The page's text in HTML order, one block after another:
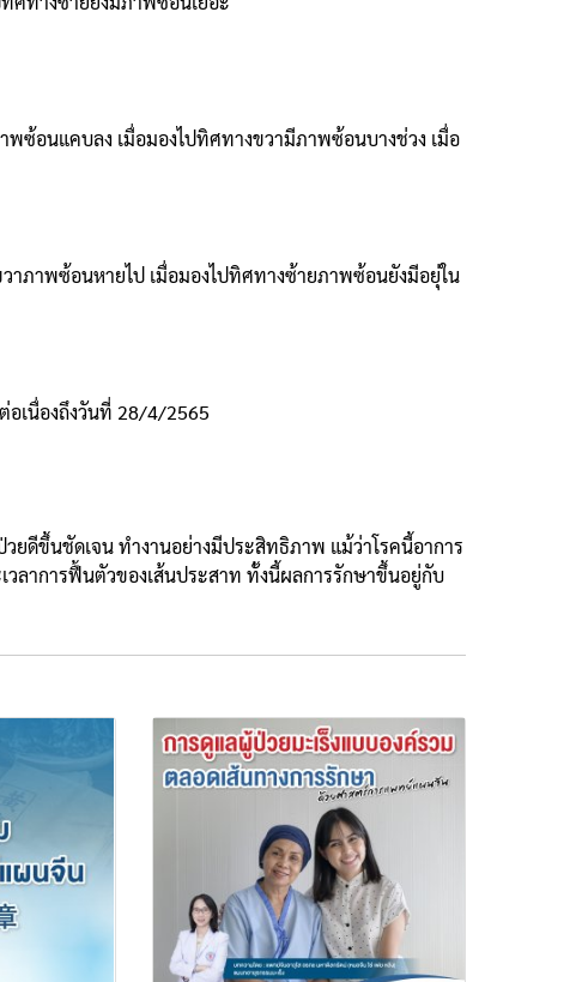
พซ้อนแคบลง เมื่อมองไปทิศทางขวามีภาพซ้อนบางช่วง เมื่อ
าภาพซ้อนหายไป เมื่อมองไปทิศทางซ้ายภาพซ้อนยังมีอยุ่ใน
อเนื่องถึงวันที่ 28/4/2565
ขึ้นชัดเจน ทำงานอย่างมีประสิทธิภาพ แม้ว่าโรคนี้อาการ
วลาการฟื้นตัวของเส้นประสาท ทั้งนี้ผลการรักษาขึ้นอยู่กับ